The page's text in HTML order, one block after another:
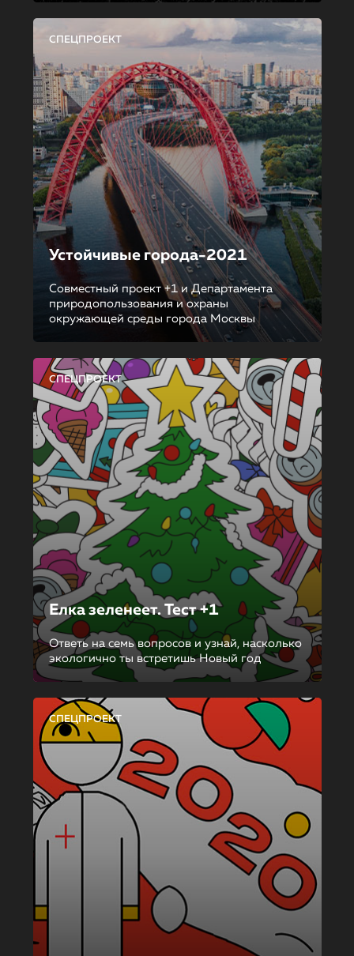
СПЕЦПРОЕКТ
Устойчивые города-2021
Совместный проект +1 и Департамента
природопользования и охраны
окружающей среды города Москвы
СПЕЦПРОЕКТ
Елка зеленеет. Тест +1
Ответь на семь вопросов и узнай, насколько
экологично ты встретишь Новый год
СПЕЦПРОЕКТ